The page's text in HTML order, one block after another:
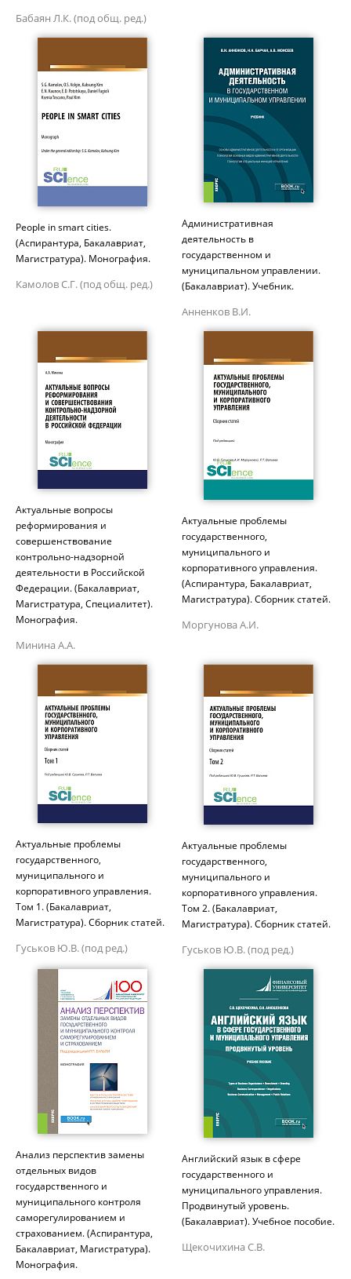
Бабаян Л.К. (под общ. ред.)
People in smart cities.
(Аспирантура, Бакалавриат,
Магистратура). Монография.
Камолов С.Г. (под общ. ред.)
Административная
деятельность в
государственном и
муниципальном управлении.
(Бакалавриат). Учебник.
Анненков В.И.
Актуальные вопросы
реформирования и
совершенствование
контрольно-надзорной
деятельности в Российской
Федерации. (Бакалавриат,
Магистратура, Специалитет).
Монография.
Минина А.А.
Актуальные проблемы
государственного,
муниципального и
корпоративного управления.
(Аспирантура, Бакалавриат,
Магистратура). Сборник статей.
Моргунова А.И.
Актуальные проблемы
государственного,
муниципального и
корпоративного управления.
Том 1. (Бакалавриат,
Магистратура). Сборник статей.
Гуськов Ю.В. (под ред.)
Актуальные проблемы
государственного,
муниципального и
корпоративного управления.
Том 2. (Бакалавриат,
Магистратура). Сборник статей.
Гуськов Ю.В. (под ред.)
Анализ перспектив замены
отдельных видов
государственного и
муниципального контроля
саморегулированием и
страхованием. (Аспирантура,
Бакалавриат, Магистратура).
Монография.
Английский язык в сфере
государственного и
муниципального управления.
Продвинутый уровень.
(Бакалавриат). Учебное пособие.
Щекочихина С.В.